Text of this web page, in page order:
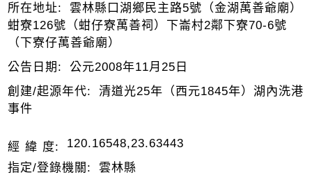
所在地址:
雲林縣口湖鄉民主路5號（金湖萬善爺廟）
蚶寮126號（蚶仔寮萬善祠）下崙村2鄰下寮70-6號
（下寮仔萬善爺廟）
公告日期:
公元2008年11月25日
創建/起源年代:
清道光25年（西元1845年）湖內洗港
事件
經 緯 度:
120.16548,23.63443
指定/登錄機關:
雲林縣